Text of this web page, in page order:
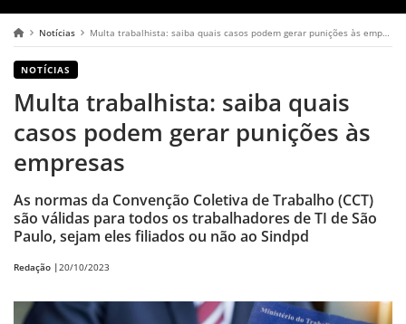
Notícias Multa trabalhista: saiba quais casos podem gerar punições às empresas
NOTÍCIAS
Multa trabalhista: saiba quais
casos podem gerar punições às
empresas
As normas da Convenção Coletiva de Trabalho (CCT)
são válidas para todos os trabalhadores de TI de São
Paulo, sejam eles filiados ou não ao Sindpd
Redação |20/10/2023